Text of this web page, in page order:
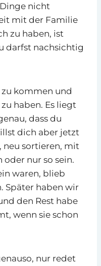
nicht
mit der Familie
zu haben, ist
darfst nachsichtig
zu kommen und
haben. Es liegt
dass du
dich aber jetzt
neu sortieren, mit
nur so sein.
waren, blieb
Später haben wir
den Rest habe
wenn sie schon
nur redet